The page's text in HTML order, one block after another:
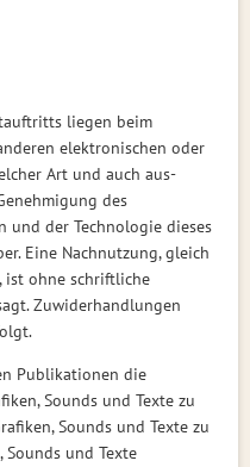
liegen beim
elektronischen oder
Art und auch aus-
des
und der Technologie dieses
Eine Nachnutzung, gleich
ist ohne schriftliche
Zuwiderhandlungen
Publikationen die
Sounds und Texte zu
Sounds und Texte zu
und Texte